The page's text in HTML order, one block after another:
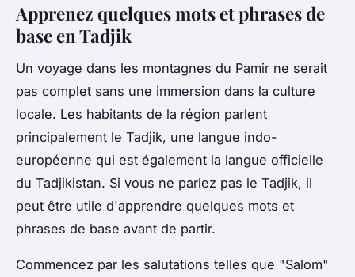
Apprenez quelques mots et phrases de
base en Tadjik
Un voyage dans les montagnes du Pamir ne serait
pas complet sans une immersion dans la culture
locale. Les habitants de la région parlent
principalement le Tadjik, une langue indo-
européenne qui est également la langue officielle
du Tadjikistan. Si vous ne parlez pas le Tadjik, il
peut être utile d'apprendre quelques mots et
phrases de base avant de partir.
Commencez par les salutations telles que "Salom"